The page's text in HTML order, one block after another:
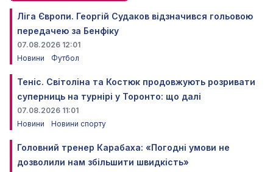
Ліга Європи. Георгій Судаков відзначився гольовою
передачею за Бенфіку
07.08.2026 12:01
Новини
Футбол
Теніс. Світоліна та Костюк продовжують розривати
суперниць на турнірі у Торонто: що далі
07.08.2026 11:01
Новини
Новини спорту
Головний тренер Карабаха: «Погодні умови не
дозволили нам збільшити швидкість»